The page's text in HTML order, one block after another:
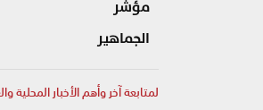
مؤشر
الجماهير
لمتابعة آخر وأهم الأخبار المحلية